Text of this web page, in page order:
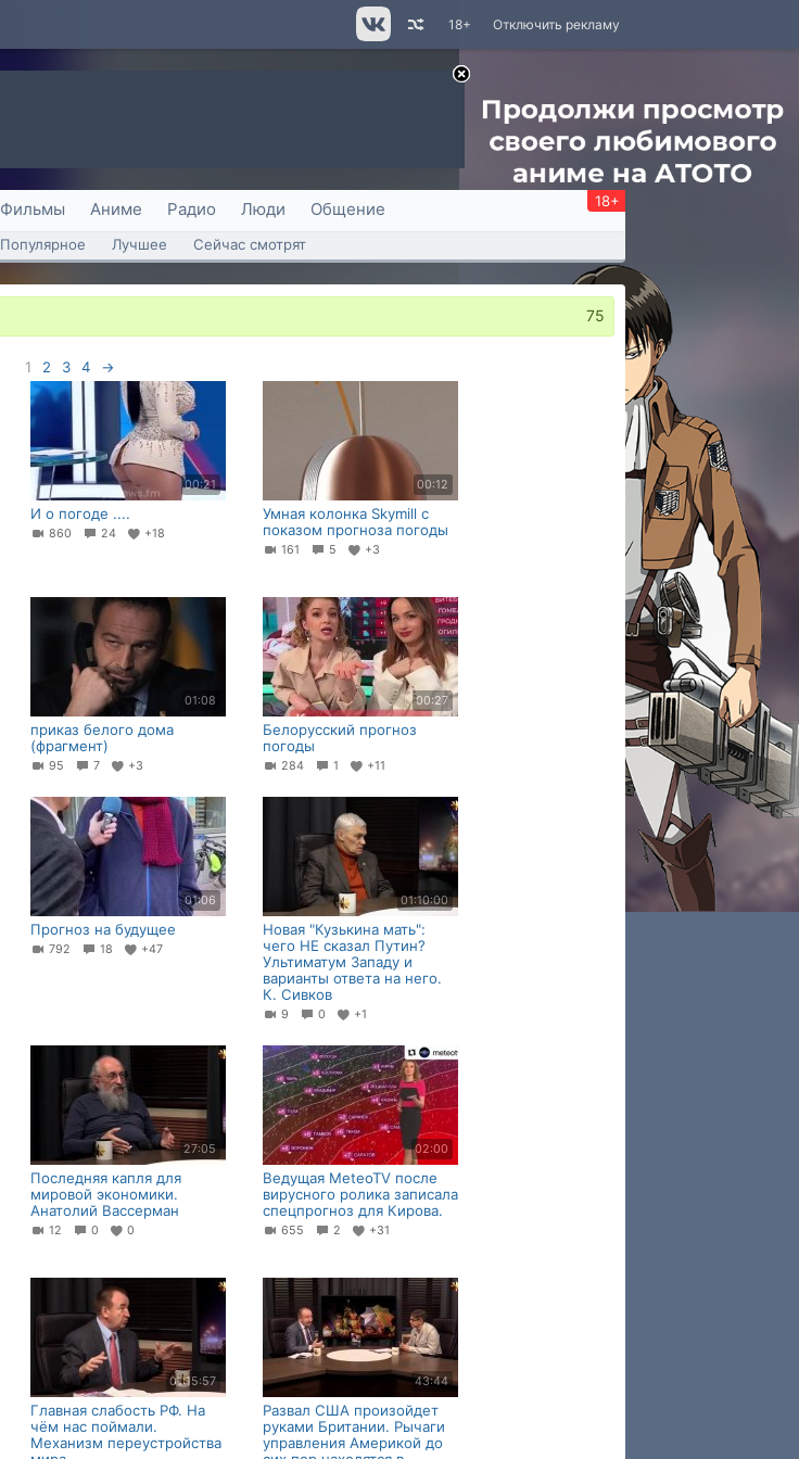
Отключить рекламу
18+
Фильмы Аниме Радио Люди Общение 18+
Популярное Лучшее Сейчас смотрят
75
1 2 3 4 →
00:21
И о погоде ....
860 24 +18
00:12
Умная колонка Skymill с
показом прогноза погоды
161 5 +3
01:08
приказ белого дома
(фрагмент)
95 7 +3
00:27
Белорусский прогноз
погоды
284 1 +11
01:06
Прогноз на будущее
792 18 +47
01:10:00
Новая "Кузькина мать":
чего НЕ сказал Путин?
Ультиматум Западу и
варианты ответа на него.
К. Сивков
9 0 +1
27:05
Последняя капля для
мировой экономики.
Анатолий Вассерман
12 0 0
02:00
Ведущая MeteoTV после
вирусного ролика записала
спецпрогноз для Кирова.
655 2 +31
01:15:57
Главная слабость РФ. На
чём нас пoймали.
Механизм переустройства
43:44
Развал США произойдет
руками Британии. Рычаги
управления Aмeрикoй до